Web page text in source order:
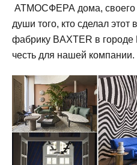
АТМОСФЕРА дома, своего
души того, кто сделал
фабрику BAXTER в городе
честь для нашей компании.